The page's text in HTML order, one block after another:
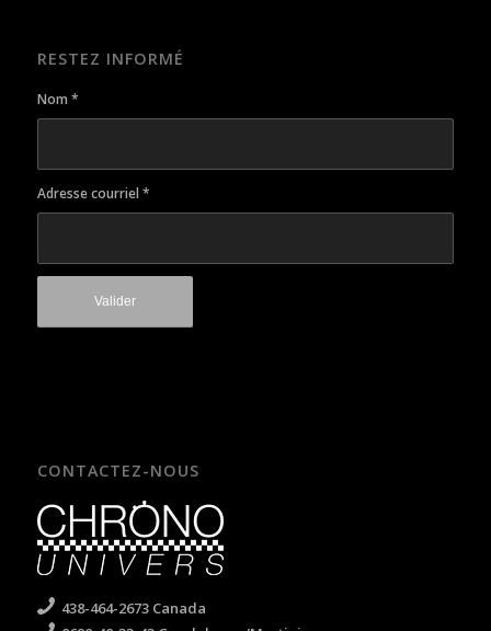
RESTEZ INFORMÉ
Nom *
Adresse courriel *
CONTACTEZ-NOUS
438-464-2673 Canada